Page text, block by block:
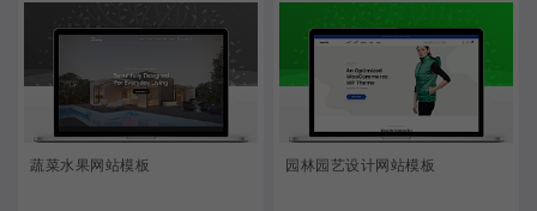
蔬菜水果网站模板 园林园艺设计网站模板